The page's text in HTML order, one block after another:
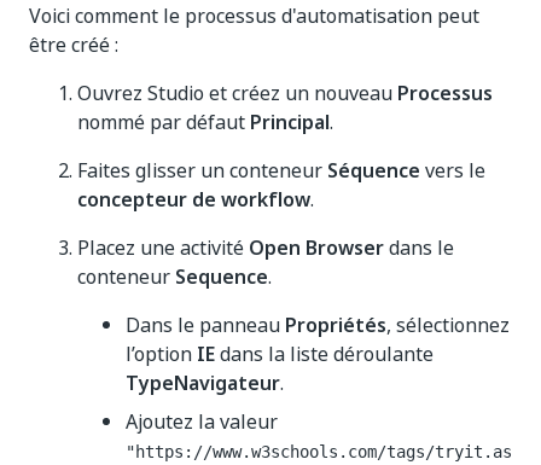
Voici comment le processus d'automatisation peut
être créé :
Ouvrez Studio et créez un nouveau Processus
nommé par défaut Principal.
Faites glisser un conteneur Séquence vers le
concepteur de workflow.
Placez une activité Open Browserdans le
conteneur Sequence.
Dans le panneau Propriétés, sélectionnez
l’option IEdans la liste déroulante
TypeNavigateur.
Ajoutez la valeur
"https://www.w3schools.com/tags/tryit.as